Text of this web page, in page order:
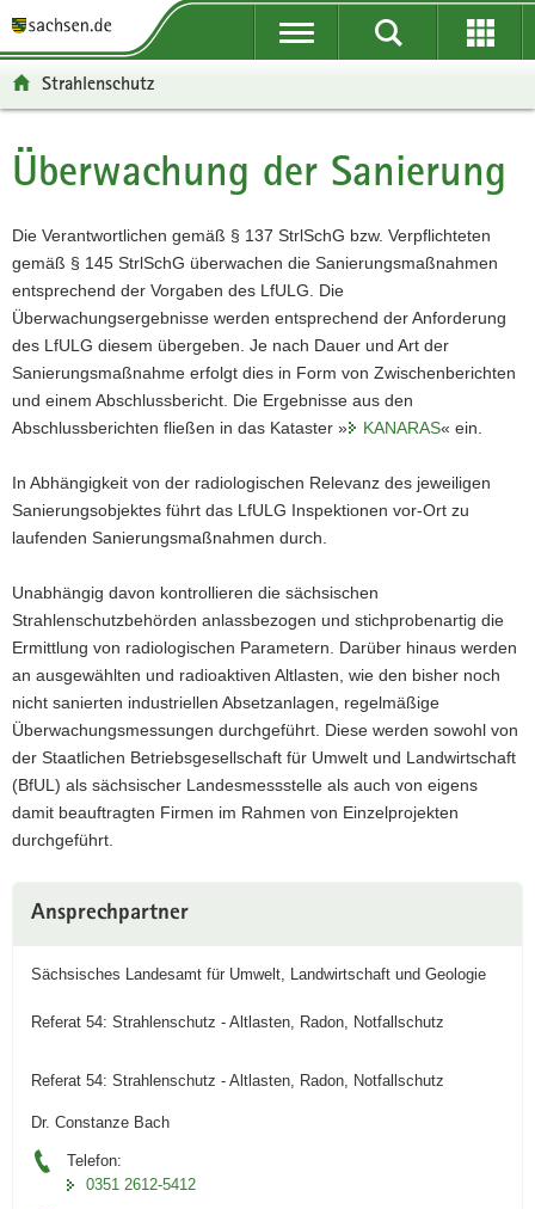
t
l
ü
e
r
g
r
e
i
f
e
d
e
N
v
i
g
a
t
i
o
n
t
l
n
v
i
g
a
t
i
o
n
p
i
n
a
l
t
t
r
e
n
f
o
r
m
a
t
i
n
t
r
-
e
r
e
i
c
h
Strahlenschutz
Hauptinhalt
Überwachung der Sanierung
Die Verantwortlichen gemäß § 137 StrlSchG bzw. Verpflichteten
gemäß § 145 StrlSchG überwachen die Sanierungsmaßnahmen
entsprechend der Vorgaben des LfULG. Die
Überwachungsergebnisse werden entsprechend der Anforderung
des LfULG diesem übergeben. Je nach Dauer und Art der
Sanierungsmaßnahme erfolgt dies in Form von Zwischenberichten
und einem Abschlussbericht. Die Ergebnisse aus den
Abschlussberichten fließen in das Kataster »
KANARAS« ein.
In Abhängigkeit von der radiologischen Relevanz des jeweiligen
Sanierungsobjektes führt das LfULG Inspektionen vor-Ort zu
laufenden Sanierungsmaßnahmen durch.
Unabhängig davon kontrollieren die sächsischen
Strahlenschutzbehörden anlassbezogen und stichprobenartig die
Ermittlung von radiologischen Parametern. Darüber hinaus werden
an ausgewählten und radioaktiven Altlasten, wie den bisher noch
nicht sanierten industriellen Absetzanlagen, regelmäßige
Überwachungsmessungen durchgeführt. Diese werden sowohl von
der Staatlichen Betriebsgesellschaft für Umwelt und Landwirtschaft
(BfUL) als sächsischer Landesmessstelle als auch von eigens
damit beauftragten Firmen im Rahmen von Einzelprojekten
durchgeführt.
Information
Ansprechpartner
Sächsisches Landesamt für Umwelt, Landwirtschaft und Geologie
Referat 54: Strahlenschutz - Altlasten, Radon, Notfallschutz
Referat 54: Strahlenschutz - Altlasten, Radon, Notfallschutz
Dr. Constanze Bach
Telefon:
0351 2612-5412